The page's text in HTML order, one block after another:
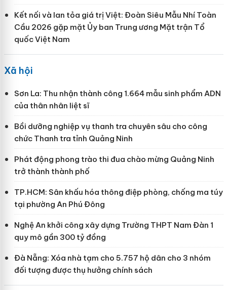
Kết nối và lan tỏa giá trị Việt: Đoàn Siêu Mẫu Nhí Toàn
Cầu 2026 gặp mặt Ủy ban Trung ương Mặt trận Tổ
quốc Việt Nam
Xã hội
Sơn La: Thu nhận thành công 1.664 mẫu sinh phẩm ADN
của thân nhân liệt sĩ
Bồi dưỡng nghiệp vụ thanh tra chuyên sâu cho công
chức Thanh tra tỉnh Quảng Ninh
Phát động phong trào thi đua chào mừng Quảng Ninh
trở thành thành phố
TP.HCM: Sân khấu hóa thông điệp phòng, chống ma túy
tại phường An Phú Đông
Nghệ An khởi công xây dựng Trường THPT Nam Đàn 1
quy mô gần 300 tỷ đồng
Đà Nẵng: Xóa nhà tạm cho 5.757 hộ dân cho 3 nhóm
đối tượng được thụ hưởng chính sách